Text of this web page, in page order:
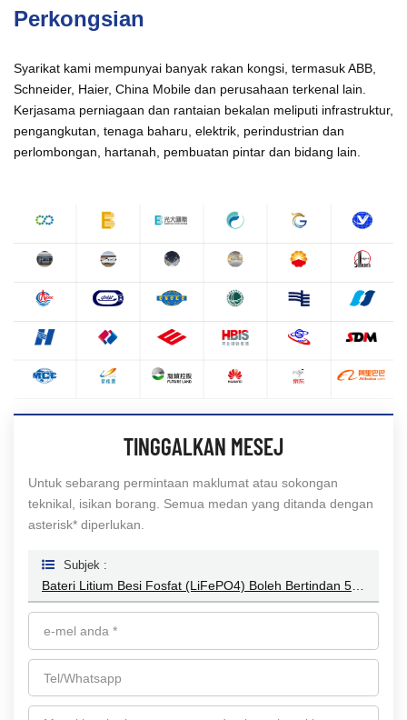
Perkongsian
Syarikat kami mempunyai banyak rakan kongsi, termasuk ABB,
Schneider, Haier, China Mobile dan perusahaan terkenal lain.
Kerjasama perniagaan dan rantaian bekalan meliputi infrastruktur,
pengangkutan, tenaga baharu, elektrik, perindustrian dan
perlombongan, hartanah, pembuatan pintar dan bidang lain.
TINGGALKAN MESEJ
Untuk sebarang permintaan maklumat atau sokongan
teknikal, isikan borang. Semua medan yang ditanda dengan
asterisk* diperlukan.
Subjek :
Bateri Litium Besi Fosfat (LiFePO4) Boleh Bertindan 51.2V 100ah